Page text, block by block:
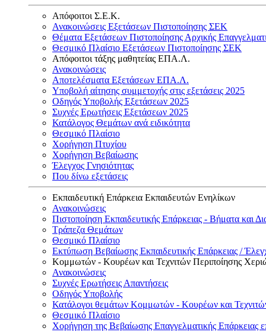
Απόφοιτοι Σ.Ε.Κ.
Ανακοινώσεις Εξετάσεων Πιστοποίησης ΣΕΚ
Θέματα Εξετάσεων Πιστοποίησης Αρχικής
Θεσμικό Πλαίσιο Εξετάσεων Πιστοποίησης ΣΕΚ
Απόφοιτοι τάξης μαθητείας ΕΠΑ.Λ.
Ανακοινώσεις
Αποτελέσματα Εξετάσεων ΕΠΑ.Λ.
Υποβολή αίτησης συμμετοχής στις εξετάσεις 2025
Οδηγός Υποβολής Εξετάσεων 2025
Συχνές Ερωτήσεις Εξετάσεων 2025
Κατάλογος Θεμάτων ανά ειδικότητα
Θεσμικό Πλαίσιο
Χορήγηση Πτυχίου
Χορήγηση Βεβαίωσης
Έλεγχος Γνησιότητας
Που δίνω εξετάσεις
Εκπαιδευτική Επάρκεια Εκπαιδευτών Ενηλίκων
Ανακοινώσεις
Πιστοποίηση Εκπαιδευτικής Επάρκειας - Βήματα και
Τράπεζα Θεμάτων
Θεσμικό Πλαίσιο
Εκτύπωση Βεβαίωσης Εκπαιδευτικής Επάρκειας /
Κομμωτών - Κουρέων και Τεχνιτών Περιποίησης
Ανακοινώσεις
Συχνές Ερωτήσεις Απαντήσεις
Οδηγός Υποβολής
Κατάλογοι θεμάτων Κομμωτών - Κουρέων και
Θεσμικό Πλαίσιο
Χορήγηση της Βεβαίωσης Επαγγελματικής